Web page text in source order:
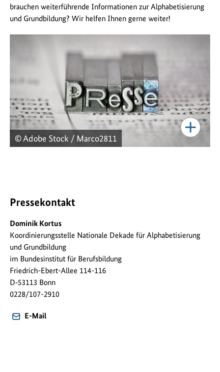
brauchen weiterführende Informationen zur Alphabetisierung
und Grundbildung? Wir helfen Ihnen gerne weiter!
© Adobe Stock / Marco2811
Pressekontakt
Dominik Kortus
Koordinierungsstelle Nationale Dekade für Alphabetisierung
und Grundbildung
im Bundesinstitut für Berufsbildung
Friedrich-Ebert-Allee 114-116
D‐53113 Bonn
0228/107-2910
E-Mail